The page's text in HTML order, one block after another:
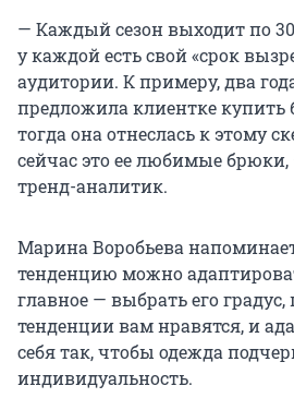
— Каждый сезон выходит по
у каждой есть свой «срок
аудитории. К примеру, два
предложила клиентке
тогда она отнеслась к этому
сейчас это ее любимые брюки,
тренд-аналитик.
Марина Воробьева
тенденцию можно
главное — выбрать его градус,
тенденции вам нравятся, и
себя так, чтобы одежда
индивидуальность.